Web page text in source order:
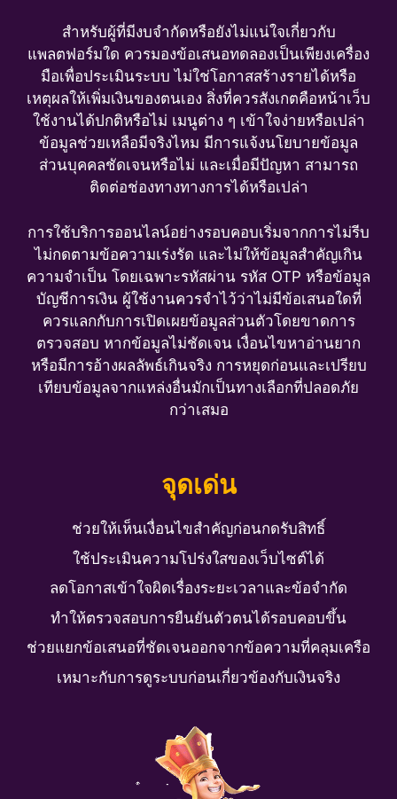
สำหรับผู้ที่มีงบจำกัดหรือยังไม่แน่ใจเกี่ยวกับ
แพลตฟอร์มใด ควรมองข้อเสนอทดลองเป็นเพียงเครื่อง
มือเพื่อประเมินระบบ ไม่ใช่โอกาสสร้างรายได้หรือ
เหตุผลให้เพิ่มเงินของตนเอง สิ่งที่ควรสังเกตคือหน้าเว็บ
ใช้งานได้ปกติหรือไม่ เมนูต่าง ๆ เข้าใจง่ายหรือเปล่า
ข้อมูลช่วยเหลือมีจริงไหม มีการแจ้งนโยบายข้อมูล
ส่วนบุคคลชัดเจนหรือไม่ และเมื่อมีปัญหา สามารถ
ติดต่อช่องทางทางการได้หรือเปล่า
การใช้บริการออนไลน์อย่างรอบคอบเริ่มจากการไม่รีบ
ไม่กดตามข้อความเร่งรัด และไม่ให้ข้อมูลสำคัญเกิน
ความจำเป็น โดยเฉพาะรหัสผ่าน รหัส OTP หรือข้อมูล
บัญชีการเงิน ผู้ใช้งานควรจำไว้ว่าไม่มีข้อเสนอใดที่
ควรแลกกับการเปิดเผยข้อมูลส่วนตัวโดยขาดการ
ตรวจสอบ หากข้อมูลไม่ชัดเจน เงื่อนไขหาอ่านยาก
หรือมีการอ้างผลลัพธ์เกินจริง การหยุดก่อนและเปรียบ
เทียบข้อมูลจากแหล่งอื่นมักเป็นทางเลือกที่ปลอดภัย
กว่าเสมอ
จุดเด่น
ช่วยให้เห็นเงื่อนไขสำคัญก่อนกดรับสิทธิ์
ใช้ประเมินความโปร่งใสของเว็บไซต์ได้
ลดโอกาสเข้าใจผิดเรื่องระยะเวลาและข้อจำกัด
ทำให้ตรวจสอบการยืนยันตัวตนได้รอบคอบขึ้น
ช่วยแยกข้อเสนอที่ชัดเจนออกจากข้อความที่คลุมเครือ
เหมาะกับการดูระบบก่อนเกี่ยวข้องกับเงินจริง